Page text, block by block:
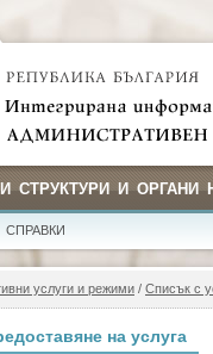
СТРУКТУРИ И ОРГАНИ
СПРАВКИ
услуги и режими / Списък с
на услуга